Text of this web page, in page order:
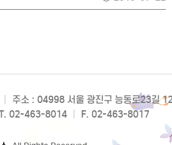
주소 : 04998 서울 광진구 능동로23길
02-463-8014 F. 02-463-8017